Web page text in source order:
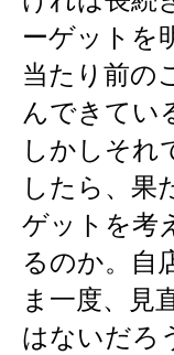
ーゲットを
当たり前の
んできてい
しかしそれ
したら、果
ゲットを考
るのか。自
ま一度、見
はないだろ